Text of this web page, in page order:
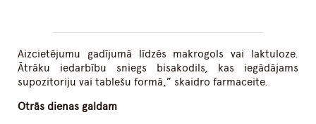
Aizcietējumu gadījumā līdzēs makrogols vai laktuloze.
Ātrāku iedarbību sniegs bisakodils, kas iegādājams
supozitoriju vai tablešu formā,” skaidro farmaceite.
Otrās dienas galdam